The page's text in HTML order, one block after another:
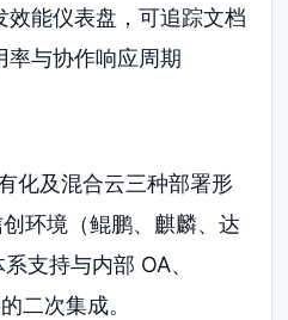
效能仪表盘，可追踪文档
率与协作响应周期
化及混合云三种部署形
环境（鲲鹏、麒麟、达
支持与内部 OA、
二次集成。